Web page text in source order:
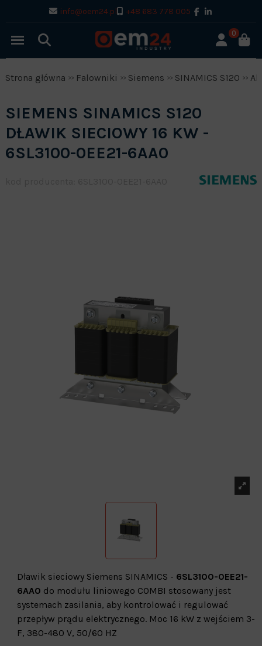
info@oem24.pl +48 683 778 005
0
Strona główna Falowniki Siemens SINAMICS S120
SIEMENS SINAMICS S120
DŁAWIK SIECIOWY 16 KW -
6SL3100-0EE21-6AA0
Dławik sieciowy Siemens SINAMICS - 6SL3100-0EE21-
6AA0 do modułu liniowego COMBI stosowany jest
systemach zasilania, aby kontrolować i regulować
przepływ prądu elektrycznego. Moc 16 kW z wejściem 3-
F, 380-480 V, 50/60 HZ